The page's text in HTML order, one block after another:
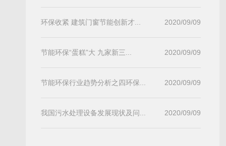
环保收紧 建筑门窗节能创新才... 2020/09/09
节能环保“蛋糕”大 九家新三... 2020/09/09
节能环保行业趋势分析之四环保... 2020/09/09
我国污水处理设备发展现状及问... 2020/09/09